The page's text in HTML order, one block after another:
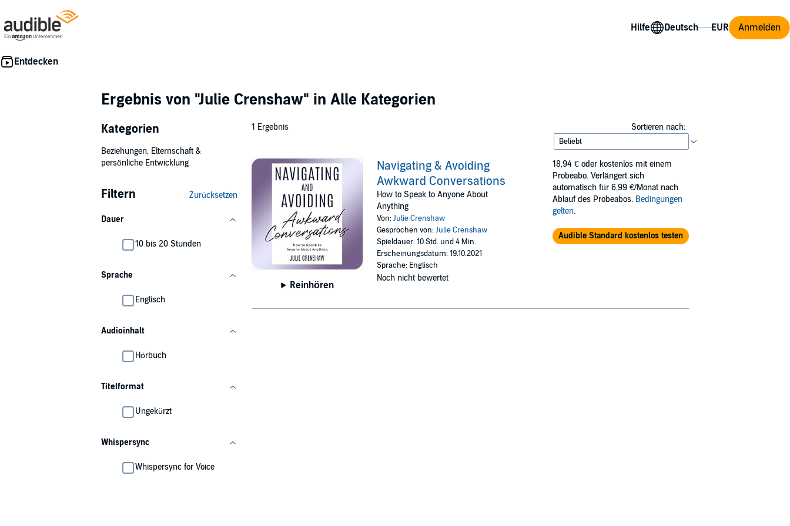
Hilfe Anmelden
Ergebnis von "Julie Crenshaw" in Alle Kategorien
Kategorien
Beziehungen, Elternschaft &
persönliche Entwicklung
Filtern Zurücksetzen
Dauer
10 bis 20 Stunden
Sprache
Englisch
Audioinhalt
Hörbuch
Titelformat
Ungekürzt
Whispersync
Whispersync for Voice
1 Ergebnis Sortieren nach:
Reinhören
Navigating & Avoiding
Awkward Conversations
How to Speak to Anyone About
Anything
Von:Julie Crenshaw
Gesprochen von:Julie Crenshaw
Spieldauer: 10 Std. und 4 Min.
Erscheinungsdatum: 19.10.2021
Sprache: Englisch
Noch nicht bewertet
18,94 € oder kostenlos mit einem
Probeabo. Verlängert sich
automatisch für 6,99 €/Monat nach
Ablauf des Probeabos. Bedingungen
gelten.
Audible Standard kostenlos testen